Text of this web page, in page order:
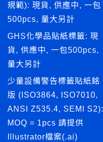
規範): 現貨, 供應中, 一包
500pcs, 量大另計
GHS化學品貼紙標籤: 現
貨, 供應中, 一包500pcs,
量大另計
少量設備警告標籤貼紙銘
版 (ISO3864, ISO7010,
ANSI Z535.4, SEMI S2):
MOQ = 1pcs 請提供
Illustrator檔案(.ai)